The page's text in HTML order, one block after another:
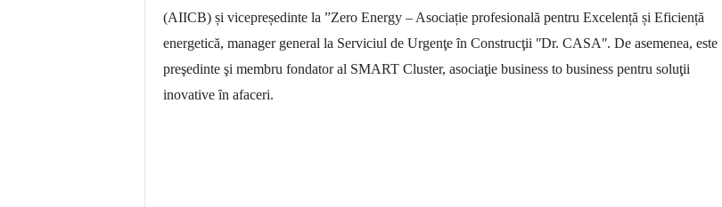
(AIICB) și vicepreședinte la ”Zero Energy – Asociație profesională pentru Excelență și Eficiență
energetică, manager general la Serviciul de Urgenţe ȋn Construcţii ʺDr. CASAʺ. De asemenea, este
preşedinte şi membru fondator al SMART Cluster, asociaţie business to business pentru soluţii
inovative ȋn afaceri.